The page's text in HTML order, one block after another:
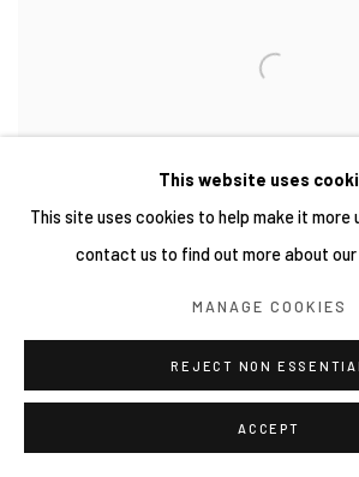
This website uses
This site uses cookies to help make it more
contact us to find out more about our
MANAGE COOKIES
REJECT NON ESSENTIAL
ACCEPT